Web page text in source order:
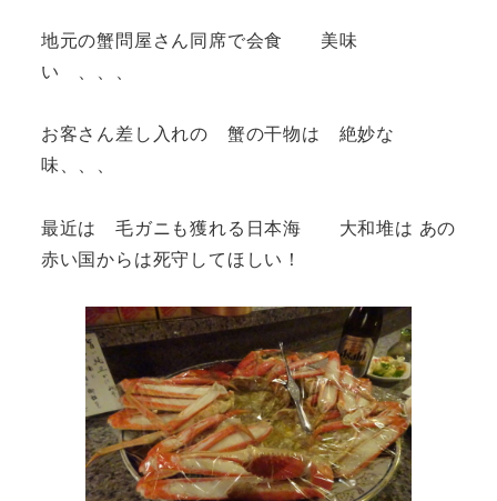
地元の蟹問屋さん同席で会食 美味
い 、、、
お客さん差し入れの 蟹の干物は 絶妙な
味、、、
最近は 毛ガニも獲れる日本海 大和堆は あの
赤い国からは死守してほしい！